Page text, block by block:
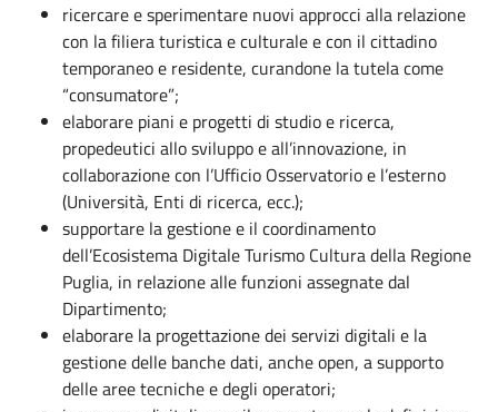
ricercare e sperimentare nuovi approcci alla relazione
con la filiera turistica e culturale e con il cittadino
temporaneo e residente, curandone la tutela come
“consumatore”;
elaborare piani e progetti di studio e ricerca,
propedeutici allo sviluppo e all’innovazione, in
collaborazione con l’Ufficio Osservatorio e l’esterno
(Università, Enti di ricerca, ecc.);
supportare la gestione e il coordinamento
dell’Ecosistema Digitale Turismo Cultura della Regione
Puglia, in relazione alle funzioni assegnate dal
Dipartimento;
elaborare la progettazione dei servizi digitali e la
gestione delle banche dati, anche open, a supporto
delle aree tecniche e degli operatori;